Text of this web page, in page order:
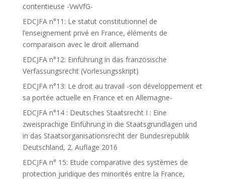
contentieuse -VwVfG-
EDCJFA n°11: Le statut constitutionnel de
l’enseignement privé en France, éléments de
comparaison avec le droit allemand
EDCJFA n°12: Einführung in das französische
Verfassungsrecht (Vorlesungsskript)
EDCJFA n°13: Le droit au travail -son développement et
sa portée actuelle en France et en Allemagne-
EDCJFA n°14 : Deutsches Staatsrecht I : Eine
zweisprachige Einführung in die Staatsgrundlagen und
in das Staatsorganisationsrecht der Bundesrepublik
Deutschland, 2. Auflage 2016
EDCJFA n° 15: Etude comparative des systèmes de
protection juridique des minorités entre la France,